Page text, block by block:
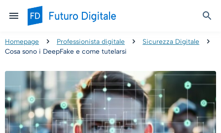
Homepage Professionista digitale
Sicurezza Digitale
Cosa sono i DeepFake e come tutelarsi